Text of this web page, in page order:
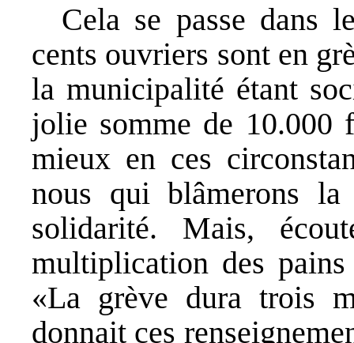
Cela se passe dans
cents ouvriers sont en
la municipalité étant
jolie somme de 10.000
mieux en ces
nous qui blâmerons
solidarité. Mais,
multiplication des
«La grève dura trois
donnait ces